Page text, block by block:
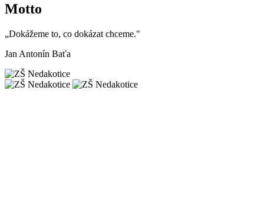
Motto
„Dokážeme to, co dokázat chceme."
Jan Antonín Baťa